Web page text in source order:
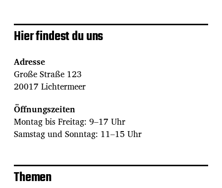
Hier findest du uns
Adresse
Große Straße 123
20017 Lichtermeer
Öffnungszeiten
Montag bis Freitag: 9–17 Uhr
Samstag und Sonntag: 11–15 Uhr
Themen